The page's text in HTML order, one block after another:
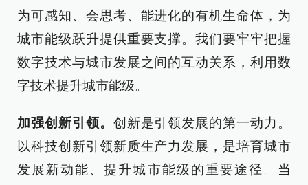
为可感知、会思考、能进化的有机生命体，为
城市能级跃升提供重要支撑。我们要牢牢把握
数字技术与城市发展之间的互动关系，利用数
字技术提升城市能级。
加强创新引领。 创新是引领发展的第一动力。
以科技创新引领新质生产力发展，是培育城市
发展新动能、提升城市能级的重要途径。当